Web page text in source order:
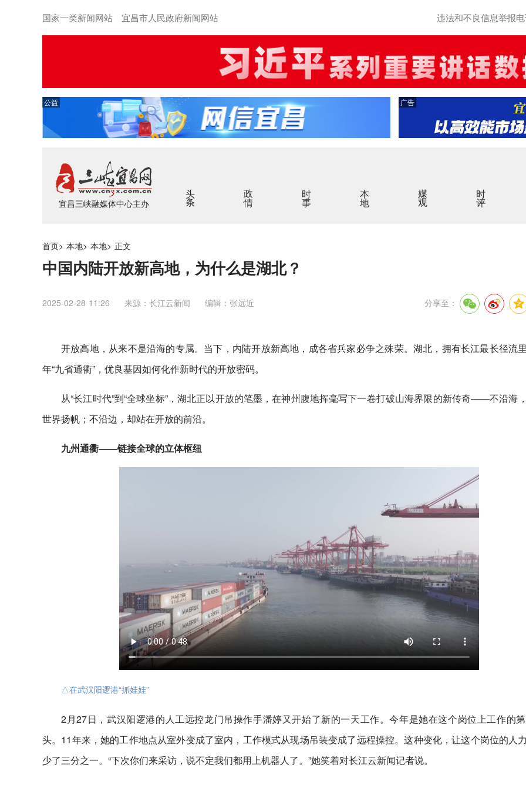
国家一类新闻网站 宜昌市人民政府新闻网站 违法和不良信息举报
公益 广告
宜昌三峡融媒体中心主办
头条 政情 时事 本地 媒观 时评
首页> 本地> 本地> 正文
中国内陆开放新高地，为什么是湖北？
2025-02-28 11:26 来源：长江云新闻 编辑：张远近 分享至：
开放高地，从来不是沿海的专属。当下，内陆开放新高地，成各省兵家必争之殊荣。湖北，拥有长江最长径流
年“九省通衢”，优良基因如何化作新时代的开放密码。
从“长江时代”到“全球坐标”，湖北正以开放的笔墨，在神州腹地挥毫写下一卷打破山海界限的新传奇——不沿海
世界扬帆；不沿边，却站在开放的前沿。
九州通衢——链接全球的立体枢纽
△在武汉阳逻港“抓娃娃”
2月27日，武汉阳逻港的人工远控龙门吊操作手潘婷又开始了新的一天工作。今年是她在这个岗位上工作的
头。11年来，她的工作地点从室外变成了室内，工作模式从现场吊装变成了远程操控。这种变化，让这个岗位的人
少了三分之一。“下次你们来采访，说不定我们都用上机器人了。”她笑着对长江云新闻记者说。